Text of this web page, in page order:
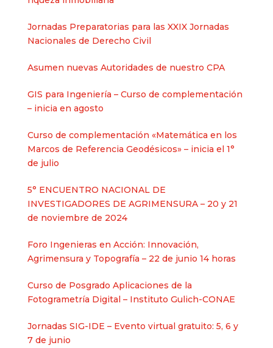
Jornadas Preparatorias para las XXIX Jornadas
Nacionales de Derecho Civil
Asumen nuevas Autoridades de nuestro CPA
GIS para Ingeniería – Curso de complementación
– inicia en agosto
Curso de complementación «Matemática en los
Marcos de Referencia Geodésicos» – inicia el 1°
de julio
5° ENCUENTRO NACIONAL DE
INVESTIGADORES DE AGRIMENSURA – 20 y 21
de noviembre de 2024
Foro Ingenieras en Acción: Innovación,
Agrimensura y Topografía – 22 de junio 14 horas
Curso de Posgrado Aplicaciones de la
Fotogrametría Digital – Instituto Gulich-CONAE
Jornadas SIG-IDE – Evento virtual gratuito: 5, 6 y
7 de junio